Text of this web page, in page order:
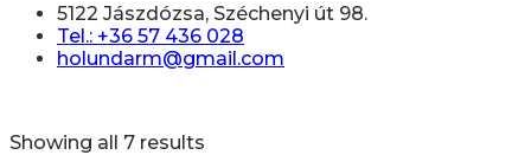
5122 Jászdózsa, Széchenyi út 98.
Tel.: +36 57 436 028
holundarm@gmail.com
Showing all 7 results